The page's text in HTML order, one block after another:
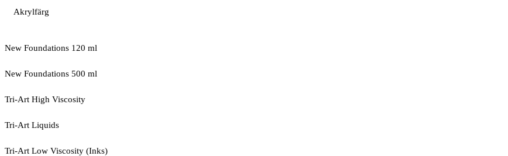
Akrylfärg
New Foundations 120 ml
New Foundations 500 ml
Tri-Art High Viscosity
Tri-Art Liquids
Tri-Art Low Viscosity (Inks)